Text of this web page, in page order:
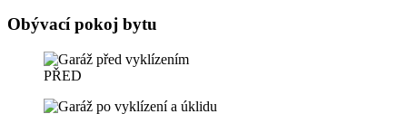
Obývací pokoj bytu
PŘED